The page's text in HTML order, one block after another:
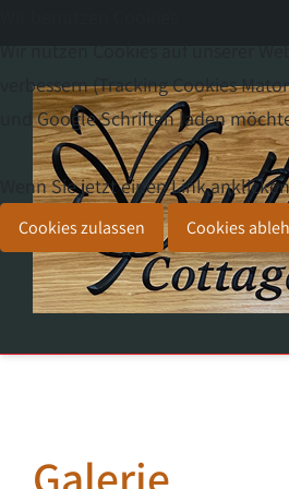
verbessern (Tracking Cookies
und Google Schriften laden
Wenn Sie jetzt einen Link
Cookies zulassen Cookies